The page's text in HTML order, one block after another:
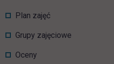
Plan zajęć
Grupy zajęciowe
Oceny